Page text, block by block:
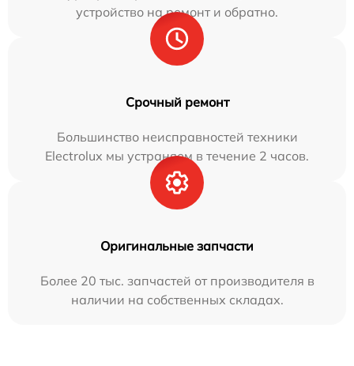
устройство на ремонт и обратно.
Срочный ремонт
Большинство неисправностей техники
Electrolux мы устраняем в течение 2 часов.
Оригинальные запчасти
Более 20 тыс. запчастей от производителя в
наличии на собственных складах.